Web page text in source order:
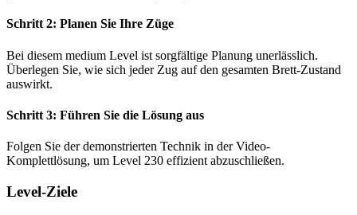
Schritt 2: Planen Sie Ihre Züge
Bei diesem medium Level ist sorgfältige Planung unerlässlich.
Überlegen Sie, wie sich jeder Zug auf den gesamten Brett-Zustand
auswirkt.
Schritt 3: Führen Sie die Lösung aus
Folgen Sie der demonstrierten Technik in der Video-
Komplettlösung, um Level 230 effizient abzuschließen.
Level-Ziele